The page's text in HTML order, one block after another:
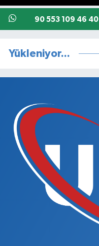
90 553 109 46 40
Yükleniyor...